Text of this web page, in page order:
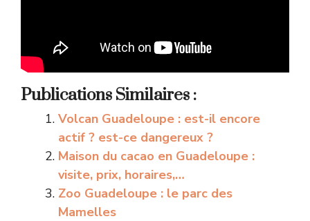
Publications Similaires :
Volcan Guadeloupe : est-il encore
actif ? est-ce dangereux ?
Maison du cacao en Guadeloupe :
visite, prix, horaires,…
Zoo Guadeloupe : le parc des
Mamelles